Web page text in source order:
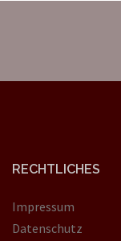
RECHTLICHES
Impressum
Datenschutz